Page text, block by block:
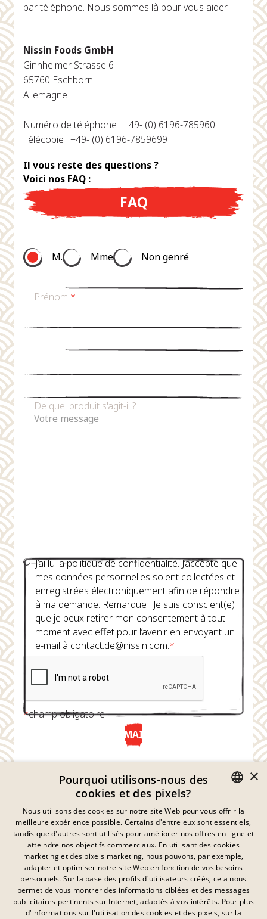
par téléphone. Nous sommes là pour vous aider !
Nissin Foods GmbH
Ginnheimer Strasse 6
65760 Eschborn
Allemagne
Numéro de téléphone : +49- (0) 6196-785960
Télécopie : +49- (0) 6196-7859699
Il vous reste des questions ?
Voici nos FAQ :
FAQ
M. Mme Non genré
Prénom *
De quel produit s'agit-il ?
J’ai lu la politique de confidentialité. J’accepte que
mes données personnelles soient collectées et
enregistrées électroniquement afin de répondre
à ma demande. Remarque : Je suis conscient(e)
que je peux retirer mon consentement à tout
moment avec effet pour l’avenir en envoyant un
e-mail à contact.de@nissin.com.*
*champ obligatoire
ENVOYER MAINTENANT
Déclaration De Confidentialité
Empreinte
Mentions Légales
Contact
GERMAN
FRENCH
DANISH
SWEDISH
HUNGARIAN
×
Pourquoi utilisons-nous des
cookies et des pixels?
Nous utilisons des cookies sur notre site Web pour vous offrir la
meilleure expérience possible. Certains d'entre eux sont essentiels,
tandis que d'autres sont utilisés pour améliorer nos offres en ligne et
atteindre nos objectifs commerciaux. En utilisant des cookies
marketing et des pixels marketing, nous pouvons, par exemple,
adapter et optimiser notre site Web en fonction de vos besoins
personnels. Sur la base des profils d'utilisateurs créés, cela nous
permet de vous montrer des informations ciblées et des messages
publicitaires pertinents sur Internet, adaptés à vos intérêts. Pour plus
d'informations sur l'utilisation des cookies et des pixels, sur la